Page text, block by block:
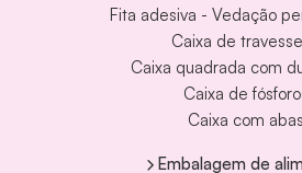
Fita adesiva - Vedação
Caixa de
Caixa quadrada com
Caixa de
Caixa com abas
Embalagem de